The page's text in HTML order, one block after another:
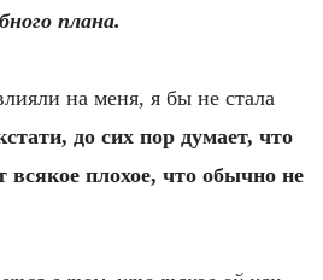
плана.
на меня, я бы не стала
до сих пор думает, что
всякое плохое, что обычно не